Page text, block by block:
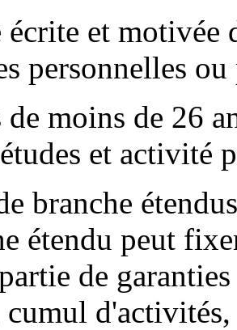
écrite et motivée
personnelles
moins de 26
et activité
branche
étendu peut
de
d'activités,